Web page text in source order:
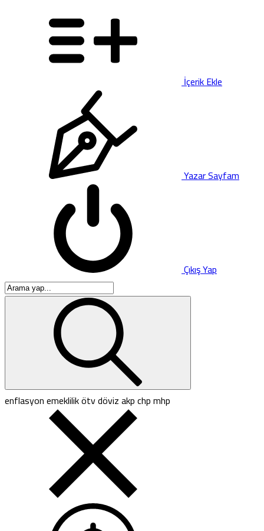
İçerik Ekle
Yazar Sayfam
Çıkış Yap
enflasyonemeklilikötvdövizakpchpmhp